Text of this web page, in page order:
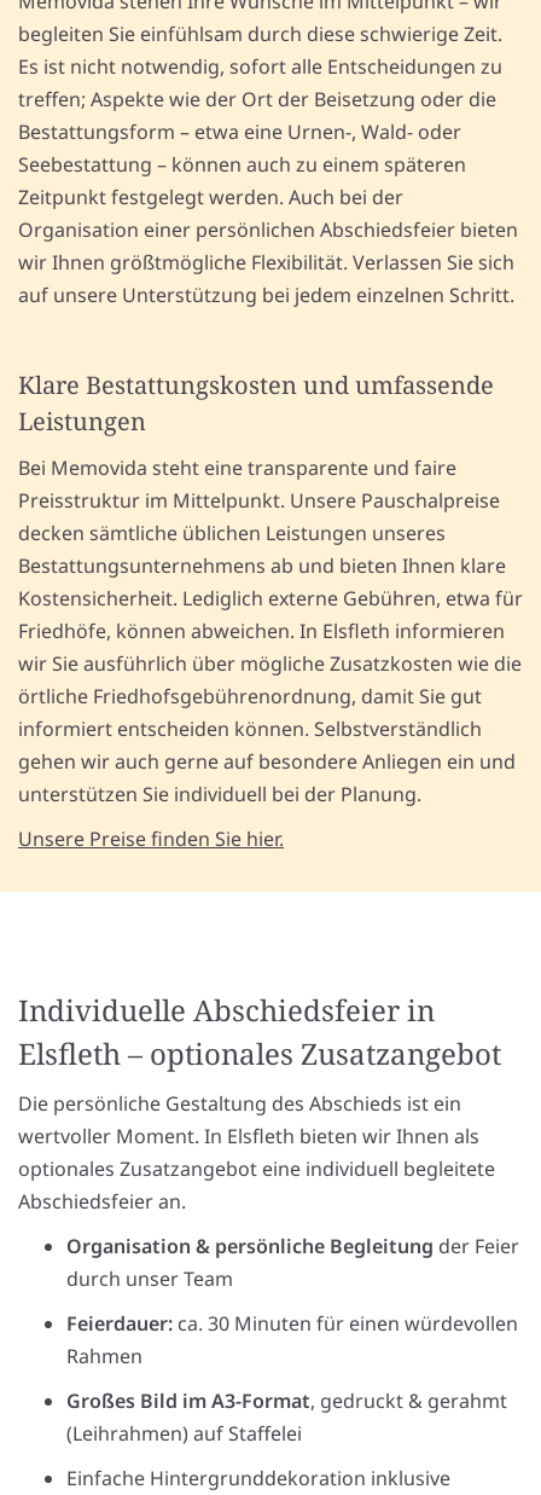
begleiten Sie einfühlsam durch diese schwierige Zeit.
Es ist nicht notwendig, sofort alle Entscheidungen zu
treffen; Aspekte wie der Ort der Beisetzung oder die
Bestattungsform – etwa eine Urnen-, Wald- oder
Seebestattung – können auch zu einem späteren
Zeitpunkt festgelegt werden. Auch bei der
Organisation einer persönlichen Abschiedsfeier bieten
wir Ihnen größtmögliche Flexibilität. Verlassen Sie sich
auf unsere Unterstützung bei jedem einzelnen Schritt.
Klare Bestattungskosten und umfassende
Leistungen
Bei Memovida steht eine transparente und faire
Preisstruktur im Mittelpunkt. Unsere Pauschalpreise
decken sämtliche üblichen Leistungen unseres
Bestattungsunternehmens ab und bieten Ihnen klare
Kostensicherheit. Lediglich externe Gebühren, etwa für
Friedhöfe, können abweichen. In Elsfleth informieren
wir Sie ausführlich über mögliche Zusatzkosten wie die
örtliche Friedhofsgebührenordnung, damit Sie gut
informiert entscheiden können. Selbstverständlich
gehen wir auch gerne auf besondere Anliegen ein und
unterstützen Sie individuell bei der Planung.
Unsere Preise finden Sie hier.
Individuelle Abschiedsfeier in
Elsfleth – optionales Zusatzangebot
Die persönliche Gestaltung des Abschieds ist ein
wertvoller Moment. In Elsfleth bieten wir Ihnen als
optionales Zusatzangebot eine individuell begleitete
Abschiedsfeier an.
Organisation & persönliche Begleitung der Feier
durch unser Team
Feierdauer: ca. 30 Minuten für einen würdevollen
Rahmen
Großes Bild im A3-Format, gedruckt & gerahmt
(Leihrahmen) auf Staffelei
Einfache Hintergrunddekoration inklusive